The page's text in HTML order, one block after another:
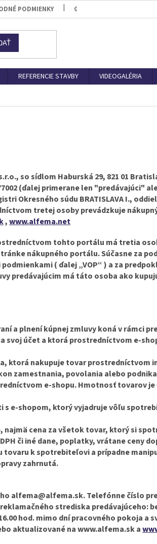
PODMIENKY GDPR OSOBNÝ
REFERENCIE STAVBY VIDEOGALÉRIA
so sídlom Haburská 29, 821 01
(ďalej primerane len "predávajúci"
Okresného súdu BRATISLAVA I.,
tretej osoby prevádzkuje
,www.alfema.net
tohto portálu má tretia
nákupného portálu. Súčasne za
( ďalej „VOP“ ) a za
predávajúcim má táto osoba ako
a plnení kúpnej zmluvy koná v rámci
svoj účet a ktorá prostredníctvom e-
ktorá nakupuje tovar prostredníctvom
zamestnania, povolania alebo
e-shopu. Hmotnosť tovarov je
s e-shopom, ktorý vyjadruje vôľu
najmä cena za všetok tovar, ktorý si
či iné dane, poplatky, vrátane ceny
tovaru k spotrebiteľovi a prípadne
zahrnutá.
alfema@alfema.sk. Telefónne číslo
strediska predávajúceho:
hod. mimo dní pracovného pokoja a
aktualizované na www.alfema.sk a